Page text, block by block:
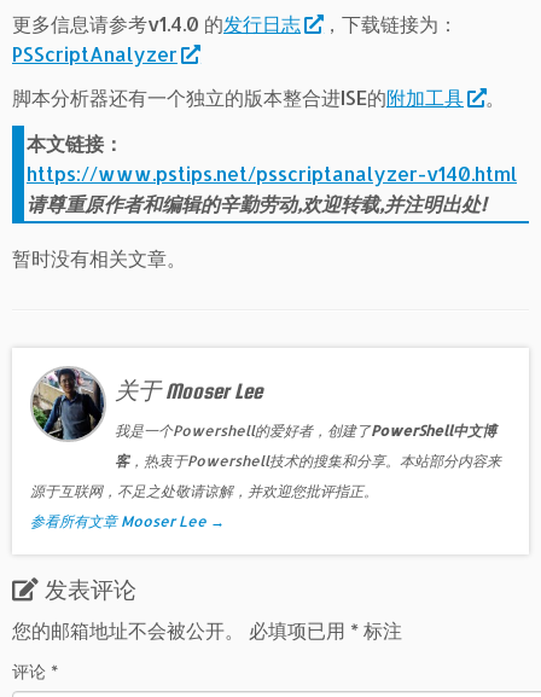
更多信息请参考v1.4.0 的发行日志
，下载链接为：
PSScriptAnalyzer
脚本分析器还有一个独立的版本整合进ISE的附加工具
。
本文链接：
https://www.pstips.net/psscriptanalyzer-v140.html
请尊重原作者和编辑的辛勤劳动,欢迎转载,并注明出处!
暂时没有相关文章。
关于 Mooser Lee
我是一个Powershell的爱好者，创建了PowerShell中文博
客，热衷于Powershell技术的搜集和分享。本站部分内容来
源于互联网，不足之处敬请谅解，并欢迎您批评指正。
参看所有文章 Mooser Lee →
发表评论
您的邮箱地址不会被公开。
必填项已用 *标注
评论 *